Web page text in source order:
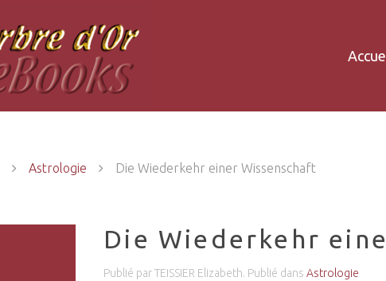
Astrologie Die Wiederkehr einer Wissenschaft
Die Wiederkehr
Publié par TEISSIER Elizabeth. Publié dansAstrologie